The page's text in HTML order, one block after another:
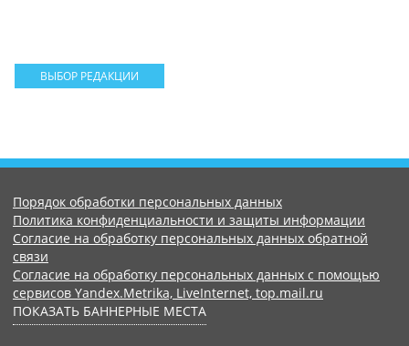
ВЫБОР РЕДАКЦИИ
Порядок обработки персональных данных
Политика конфиденциальности и защиты информации
Согласие на обработку персональных данных обратной
связи
Согласие на обработку персональных данных с помощью
сервисов Yandex.Metrika, LiveInternet, top.mail.ru
ПОКАЗАТЬ БАННЕРНЫЕ МЕСТА